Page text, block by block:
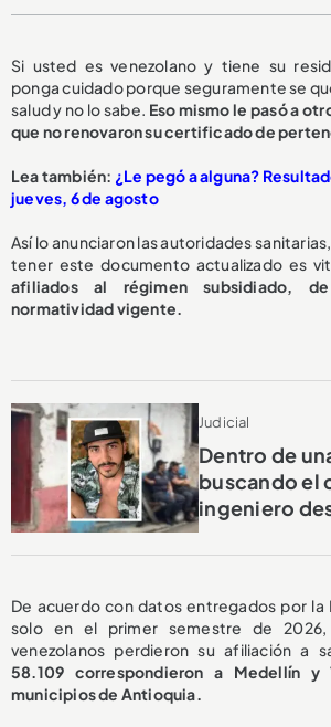
Si usted es venezolano y tiene su
ponga cuidado porque seguramente se
salud y no lo sabe. Eso mismo le pasó a
que no renovaron su certificado de
Lea también: ¿Le pegó a alguna?
jueves, 6 de agosto
Así lo anunciaron las autoridades
tener este documento actualizado es
afiliados al régimen subsidiado,
normatividad vigente.
Judicial
Dentro de
buscando el
ingeniero
De acuerdo con datos entregados por la
solo en el primer semestre de 2026,
venezolanos perdieron su afiliación a
58.109 correspondieron a Medellín
municipios de Antioquia.